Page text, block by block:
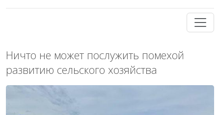
Ничто не может послужить помехой
развитию сельского хозяйства